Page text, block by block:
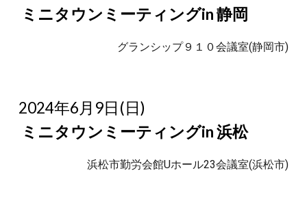
ミニタウンミーティングin 静岡
グランシップ９１０会議室(静岡市)
2024年6月9日(日)
ミニタウンミーティングin 浜松
浜松市勤労会館Uホール23会議室(浜松市)